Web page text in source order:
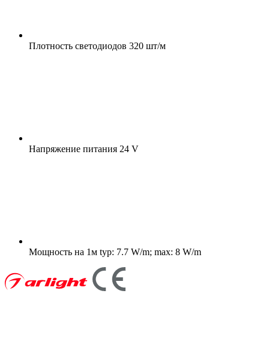
Плотность светодиодов 320 шт/м
Напряжение питания 24 V
Мощность на 1м typ: 7.7 W/m; max: 8 W/m